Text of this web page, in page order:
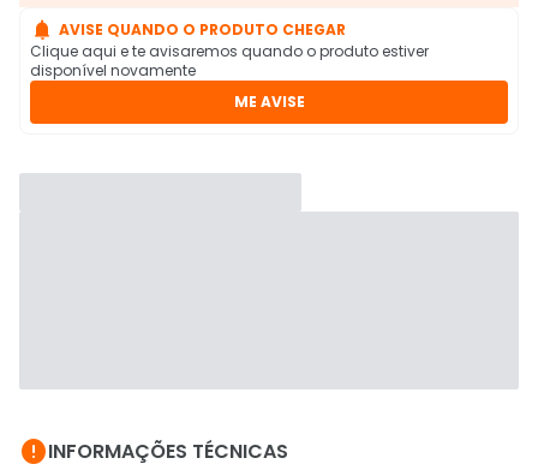
 AVISE QUANDO O PRODUTO CHEGAR
Clique aqui e te avisaremos quando o produto estiver
disponível novamente
ME AVISE
INFORMAÇÕES TÉCNICAS